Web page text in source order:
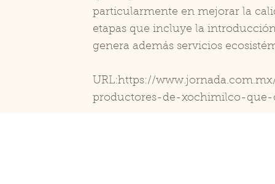
particularmente en mejorar la
etapas que incluye la
genera además servicios
URL:https://
productores-de-xochimilco-